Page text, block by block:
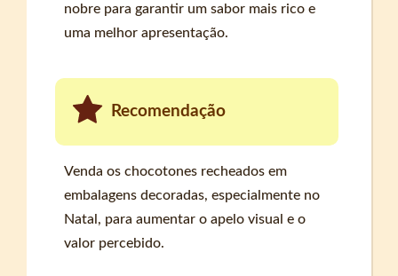
nobre para garantir um sabor mais rico e
uma melhor apresentação.
Recomendação
Venda os chocotones recheados em
embalagens decoradas, especialmente no
Natal, para aumentar o apelo visual e o
valor percebido.